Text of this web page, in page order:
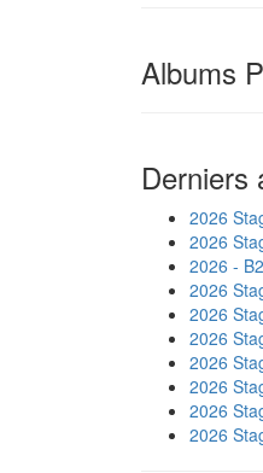
Albums
Derniers
2026
2026
2026 -
2026
2026
2026
2026
2026
2026
2026